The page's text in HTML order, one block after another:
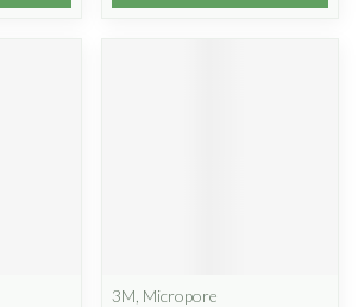
3M, Micropore